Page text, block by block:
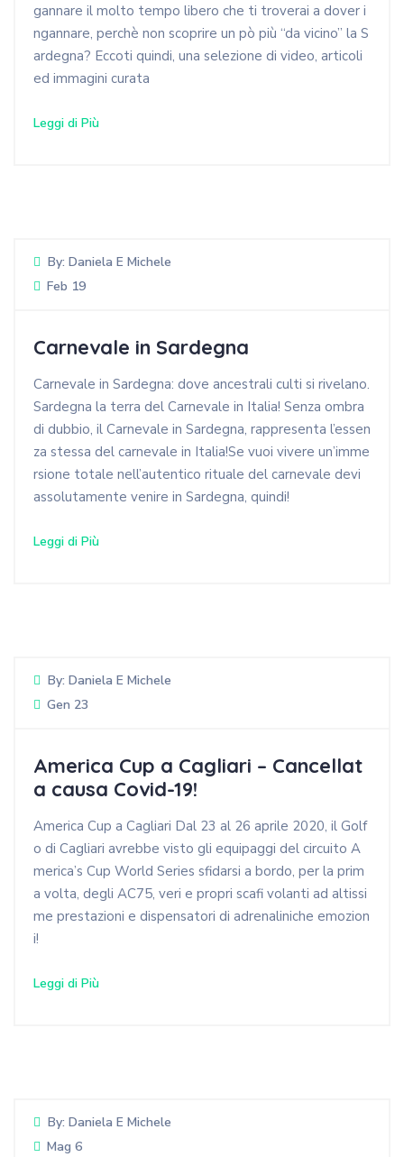
gannare il molto tempo libero che ti troverai a dover i
ngannare, perchè non scoprire un pò più “da vicino” la S
ardegna? Eccoti quindi, una selezione di video, articoli
ed immagini curata
Leggi di Più
By: Daniela E Michele
Feb 19
Carnevale in Sardegna
Carnevale in Sardegna: dove ancestrali culti si rivelano.
Sardegna la terra del Carnevale in Italia! Senza ombra
di dubbio, il Carnevale in Sardegna, rappresenta l’essen
za stessa del carnevale in Italia!Se vuoi vivere un’imme
rsione totale nell’autentico rituale del carnevale devi
assolutamente venire in Sardegna, quindi!
Leggi di Più
By: Daniela E Michele
Gen 23
America Cup a Cagliari – Cancellat
a causa Covid-19!
America Cup a Cagliari Dal 23 al 26 aprile 2020, il Golf
o di Cagliari avrebbe visto gli equipaggi del circuito A
merica’s Cup World Series sfidarsi a bordo, per la prim
a volta, degli AC75, veri e propri scafi volanti ad altissi
me prestazioni e dispensatori di adrenaliniche emozion
i!
Leggi di Più
By: Daniela E Michele
Mag 6